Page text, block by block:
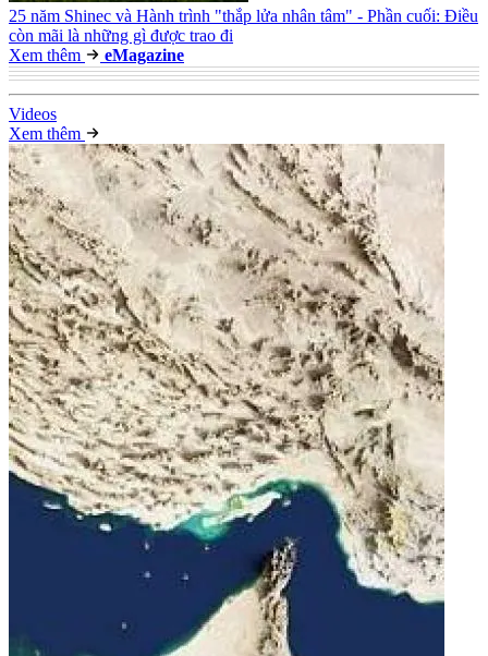
25 năm Shinec và Hành trình "thắp lửa nhân tâm" - Phần cuối: Điều
còn mãi là những gì được trao đi
Xem thêm
eMagazine
Videos
Xem thêm